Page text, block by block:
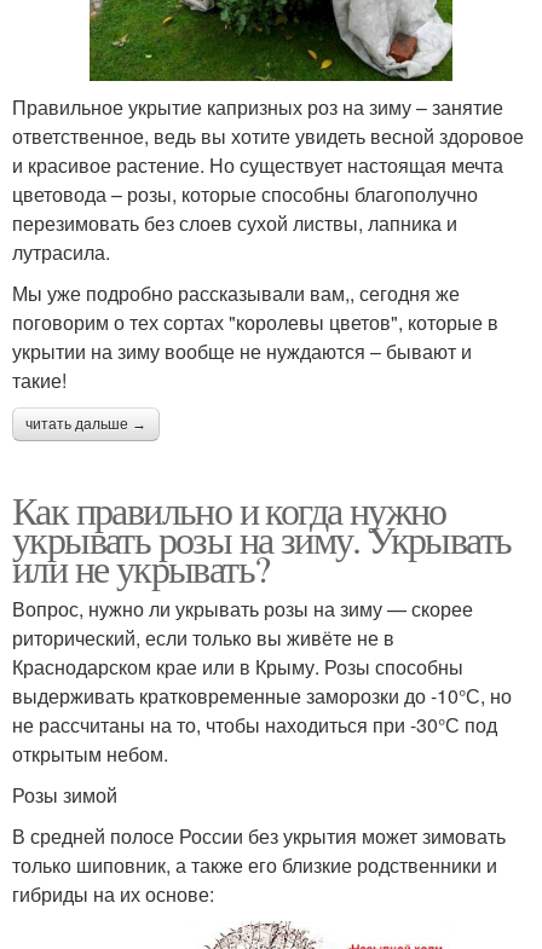
Правильное укрытие капризных роз на зиму – занятие
ответственное, ведь вы хотите увидеть весной здоровое
и красивое растение. Но существует настоящая мечта
цветовода – розы, которые способны благополучно
перезимовать без слоев сухой листвы, лапника и
лутрасила.
Мы уже подробно рассказывали вам,, сегодня же
поговорим о тех сортах "королевы цветов", которые в
укрытии на зиму вообще не нуждаются – бывают и
такие!
читать дальше →
Как правильно и когда нужно
укрывать розы на зиму. Укрывать
или не укрывать?
Вопрос, нужно ли укрывать розы на зиму — скорее
риторический, если только вы живёте не в
Краснодарском крае или в Крыму. Розы способны
выдерживать кратковременные заморозки до -10°С, но
не рассчитаны на то, чтобы находиться при -30°С под
открытым небом.
Розы зимой
В средней полосе России без укрытия может зимовать
только шиповник, а также его близкие родственники и
гибриды на их основе: